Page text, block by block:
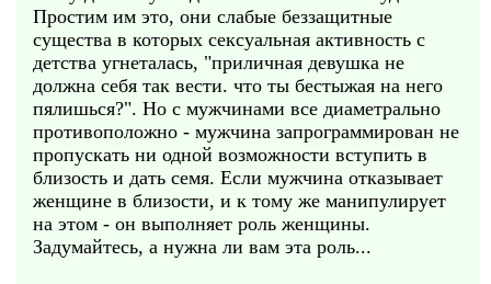
Простим им это, они слабые беззащитные
существа в которых сексуальная активность с
детства угнеталась, "приличная девушка не
должна себя так вести. что ты бестыжая на него
пялишься?". Но с мужчинами все диаметрально
противоположно - мужчина запрограммирован не
пропускать ни одной возможности вступить в
близость и дать семя. Если мужчина отказывает
женщине в близости, и к тому же манипулирует
на этом - он выполняет роль женщины.
Задумайтесь, а нужна ли вам эта роль...